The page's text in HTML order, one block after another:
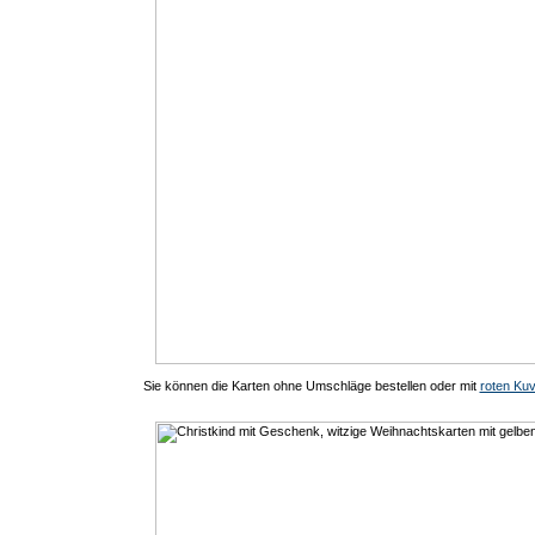
Sie können die Karten ohne Umschläge bestellen oder mit roten